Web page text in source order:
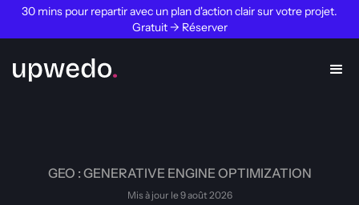
30 mins pour repartir avec un plan d'action clair sur votre projet.
Gratuit → Réserver
GEO : GENERATIVE ENGINE OPTIMIZATION
Mis à jour le 9 août 2026